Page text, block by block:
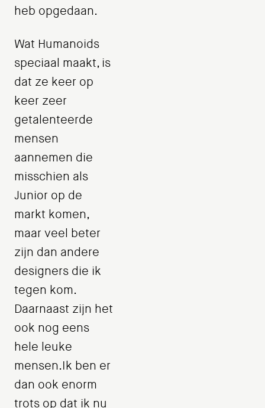
heb opgedaan.
Wat Humanoids
speciaal maakt, is
dat ze keer op
keer zeer
getalenteerde
mensen
aannemen die
misschien als
Junior op de
markt komen,
maar veel beter
zijn dan andere
designers die ik
tegen kom.
Daarnaast zijn het
ook nog eens
hele leuke
mensen.Ik ben er
dan ook enorm
trots op dat ik nu